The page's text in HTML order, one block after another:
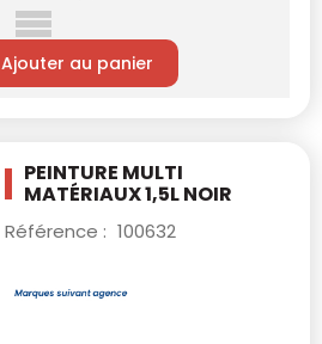
Ajouter au panier
PEINTURE MULTI
MATÉRIAUX 1,5L NOIR
Référence : 100632